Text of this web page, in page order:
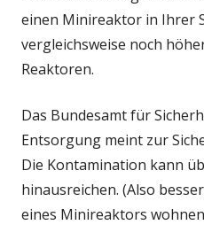
einen Minireaktor in Ihrer
vergleichsweise noch
Reaktoren.
Das Bundesamt für
Entsorgung meint zur
Die Kontamination kann
hinausreichen. (Also
eines Minireaktors